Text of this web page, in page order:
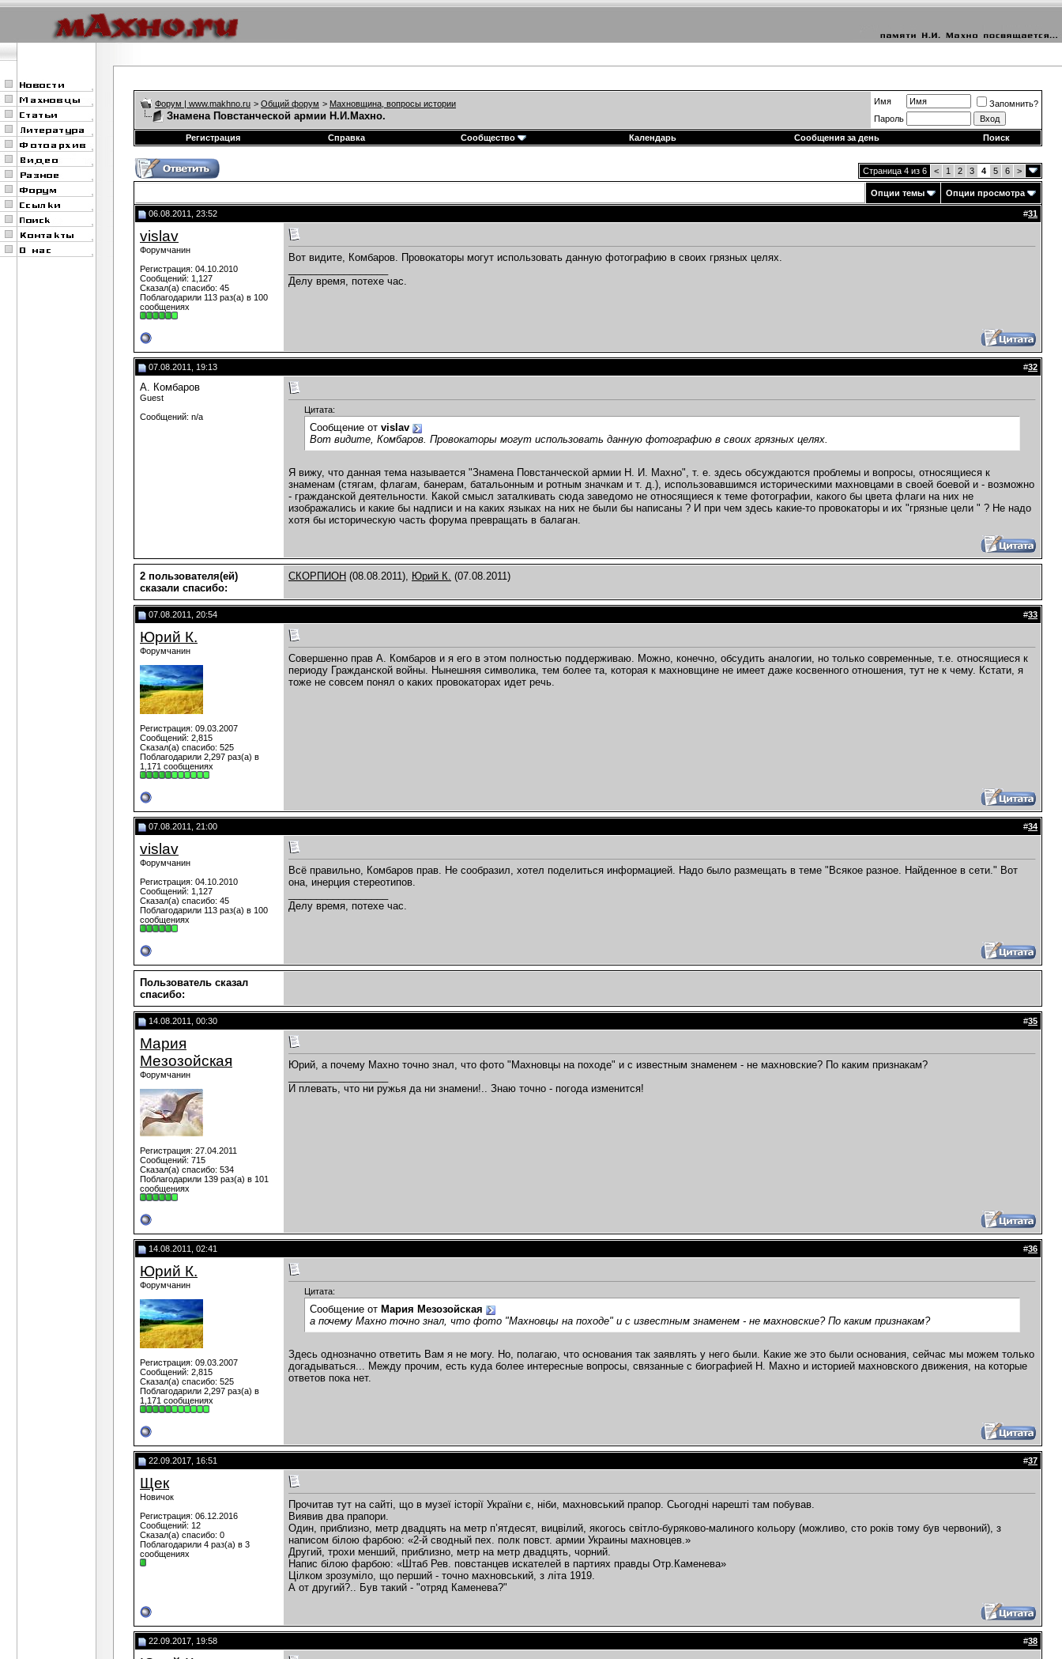
Форум | www.makhno.ru > Общий форум > Махновщина, вопросы истории
Знамена Повстанческой армии Н.И.Махно.
Имя
Запомнить?
Пароль
Регистрация
Справка Сообщество Календарь Сообщения за день Поиск
Страница 4 из 6 < 1 2 3 4 5 6 >
Опции темы Опции просмотра
06.08.2011, 23:52 #31
vislav
Форумчанин
Регистрация: 04.10.2010
Сообщений: 1,127
Сказал(а) спасибо: 45
Поблагодарили 113 раз(а) в 100
сообщениях
Вот видите, Комбаров. Провокаторы могут использовать данную фотографию в своих грязных целях.
Делу время, потехе час.
07.08.2011, 19:13 #32
А. Комбаров
Guest
Сообщений: n/a
Цитата:
Сообщение от vislav
Вот видите, Комбаров. Провокаторы могут использовать данную фотографию в своих грязных целях.
Я вижу, что данная тема называется "Знамена Повстанческой армии Н. И. Махно", т. е. здесь обсуждаются проблемы и вопросы, относящиеся к
знаменам (стягам, флагам, банерам, батальонным и ротным значкам и т. д.), использовавшимся историческими махновцами в своей боевой и - возможно
- гражданской деятельности. Какой смысл заталкивать сюда заведомо не относящиеся к теме фотографии, какого бы цвета флаги на них не
изображались и какие бы надписи и на каких языках на них не были бы написаны ? И при чем здесь какие-то провокаторы и их "грязные цели " ? Не надо
хотя бы историческую часть форума превращать в балаган.
2 пользователя(ей)
сказали cпасибо:
СКОРПИОН (08.08.2011), Юрий К. (07.08.2011)
07.08.2011, 20:54 #33
Юрий К.
Форумчанин
Регистрация: 09.03.2007
Сообщений: 2,815
Сказал(а) спасибо: 525
Поблагодарили 2,297 раз(а) в
1,171 сообщениях
Совершенно прав А. Комбаров и я его в этом полностью поддерживаю. Можно, конечно, обсудить аналогии, но только современные, т.е. относящиеся к
периоду Гражданской войны. Нынешняя символика, тем более та, которая к махновщине не имеет даже косвенного отношения, тут не к чему. Кстати, я
тоже не совсем понял о каких провокаторах идет речь.
07.08.2011, 21:00 #34
vislav
Форумчанин
Регистрация: 04.10.2010
Сообщений: 1,127
Сказал(а) спасибо: 45
Поблагодарили 113 раз(а) в 100
сообщениях
Всё правильно, Комбаров прав. Не сообразил, хотел поделиться информацией. Надо было размещать в теме "Всякое разное. Найденное в сети." Вот
она, инерция стереотипов.
Делу время, потехе час.
Пользователь сказал
cпасибо:
14.08.2011, 00:30 #35
Мария
Мезозойская
Форумчанин
Регистрация: 27.04.2011
Сообщений: 715
Сказал(а) спасибо: 534
Поблагодарили 139 раз(а) в 101
сообщениях
Юрий, а почему Махно точно знал, что фото "Махновцы на походе" и с известным знаменем - не махновские? По каким признакам?
И плевать, что ни ружья да ни знамени!.. Знаю точно - погода изменится!
14.08.2011, 02:41 #36
Юрий К.
Форумчанин
Регистрация: 09.03.2007
Сообщений: 2,815
Сказал(а) спасибо: 525
Поблагодарили 2,297 раз(а) в
1,171 сообщениях
Цитата:
Сообщение от Мария Мезозойская
а почему Махно точно знал, что фото "Махновцы на походе" и с известным знаменем - не махновские? По каким признакам?
Здесь однозначно ответить Вам я не могу. Но, полагаю, что основания так заявлять у него были. Какие же это были основания, сейчас мы можем только
догадываться... Между прочим, есть куда более интересные вопросы, связанные с биографией Н. Махно и историей махновского движения, на которые
ответов пока нет.
22.09.2017, 16:51 #37
Щек
Новичок
Регистрация: 06.12.2016
Сообщений: 12
Сказал(а) спасибо: 0
Поблагодарили 4 раз(а) в 3
сообщениях
Прочитав тут на сайті, що в музеї історії України є, ніби, махновський прапор. Сьогодні нарешті там побував.
Виявив два прапори.
Один, приблизно, метр двадцять на метр п’ятдесят, вицвілий, якогось світло-буряково-малиного кольору (можливо, сто років тому був червоний), з
написом білою фарбою: «2-й сводный пех. полк повст. армии Украины махновцев.»
Другий, трохи менший, приблизно, метр на метр двадцять, чорний.
Напис білою фарбою: «Штаб Рев. повстанцев искателей в партиях правды Отр.Каменева»
Цілком зрозуміло, що перший - точно махновський, з літа 1919.
А от другий?.. Був такий - "отряд Каменева?"
22.09.2017, 19:58 #38